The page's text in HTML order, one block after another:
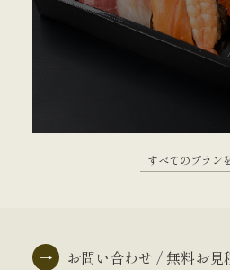
すべてのプラン
→ お問い合わせ / 無料お見